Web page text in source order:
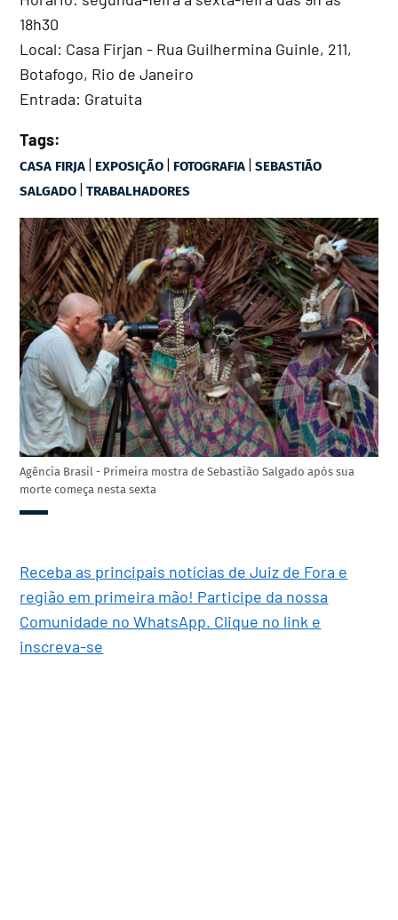
18h30
Local: Casa Firjan - Rua Guilhermina Guinle, 211,
Botafogo, Rio de Janeiro
Entrada: Gratuita
Tags:
CASA FIRJA | EXPOSIÇÃO | FOTOGRAFIA |SEBASTIÃO
SALGADO |TRABALHADORES
Agência Brasil - Primeira mostra de Sebastião Salgado após sua
morte começa nesta sexta
Receba as principais notícias de Juiz de Fora e
região em primeira mão! Participe da nossa
Comunidade no WhatsApp. Clique no link e
inscreva-se